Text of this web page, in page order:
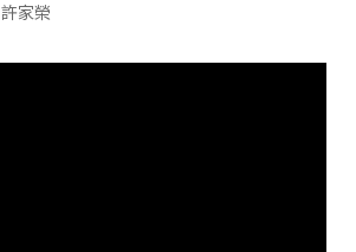
許家榮